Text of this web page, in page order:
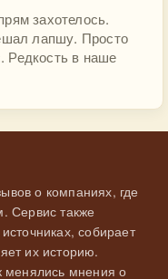
захотелось.
лапшу. Просто
Редкость в наше
о компаниях, где
Сервис также
собирает
их историю.
менялись мнения о